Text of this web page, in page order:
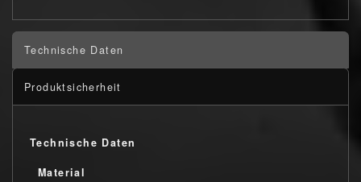
Technische Daten
Produktsicherheit
Technische Daten
Material